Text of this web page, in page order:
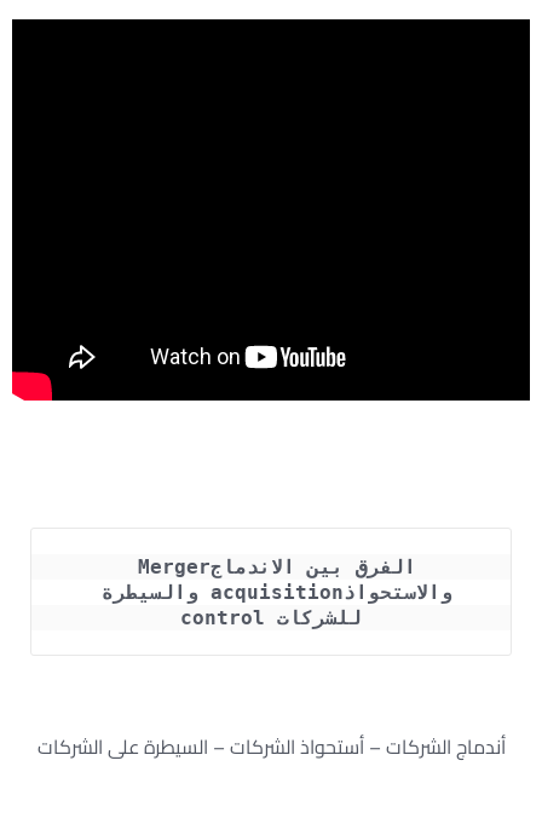
للشركات control
أندماج الشركات – أستحواذ الشركات – السيطرة على الشركات